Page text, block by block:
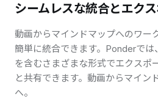
シームレスな統合とエク
動画からマインドマップへのワー
簡単に統合できます。Ponderで
を含むさまざまな形式でエクスポ
と共有できます。動画からマイン
へ。